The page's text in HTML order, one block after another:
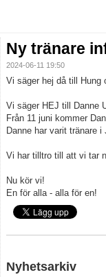
Truppen
Info Järla IF Dam
Bildgalleri
Ny tränare
2024-06-11 19:50
Vi säger hej då till Hung
Vi säger HEJ till Danne
Från 11 juni kommer
Danne har varit tränare
Vi har tilltro till att vi tar
Nu kör vi!
En för alla - alla för en!
Nyhetsarkiv